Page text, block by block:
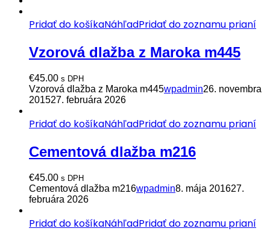
Pridať do košíkaNáhľadPridať do zoznamu prianí
Vzorová dlažba z Maroka m445
€45.00 s DPH
Vzorová dlažba z Maroka m445wpadmin26. novembra
201527. februára 2026
Pridať do košíkaNáhľadPridať do zoznamu prianí
Cementová dlažba m216
€45.00 s DPH
Cementová dlažba m216wpadmin8. mája 201627.
februára 2026
Pridať do košíkaNáhľadPridať do zoznamu prianí